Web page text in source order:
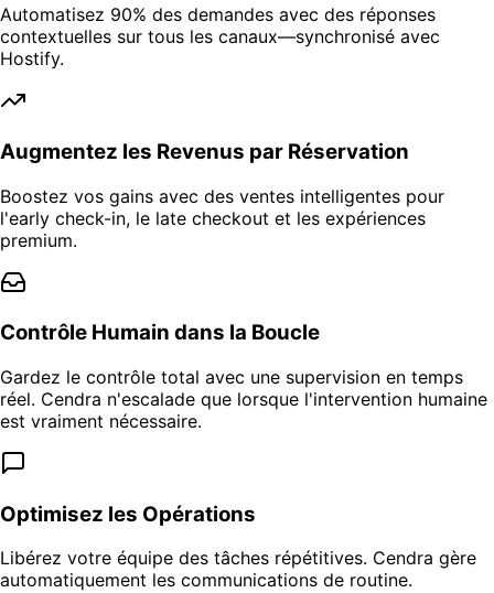
Automatisez 90% des demandes avec des réponses
contextuelles sur tous les canaux—synchronisé avec
Hostify.
Augmentez les Revenus par Réservation
Boostez vos gains avec des ventes intelligentes pour
l'early check-in, le late checkout et les expériences
premium.
Contrôle Humain dans la Boucle
Gardez le contrôle total avec une supervision en temps
réel. Cendra n'escalade que lorsque l'intervention humaine
est vraiment nécessaire.
Optimisez les Opérations
Libérez votre équipe des tâches répétitives. Cendra gère
automatiquement les communications de routine.